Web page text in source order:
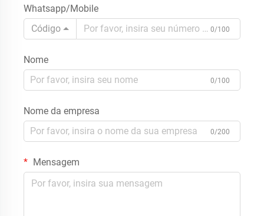
Whatsapp/Mobile
Código
0/100
Nome
0/100
Nome da empresa
0/200
Mensagem